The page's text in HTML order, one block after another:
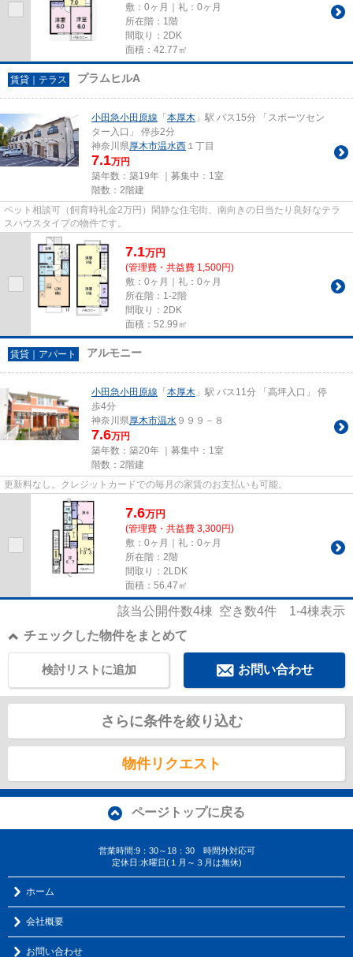
敷：0ヶ月｜礼：0ヶ月
所在階：1階
間取り：2DK
面積：42.77㎡
賃貸｜テラス プラムヒルA
小田急小田原線 「本厚木 」駅 バス15分 「スポーツセン
ター入口」 停歩2分
神奈川県厚木市温水西 １丁目
7.1万円
築年数：築19年 ｜募集中： 1室
階数：2階建
ペット相談可（飼育時礼金2万円）閑静な住宅街、南向きの日当たり良好なテラ
スハウスタイプの物件です。
7.1万円
(管理費・共益費 1,500円)
敷：0ヶ月｜礼：0ヶ月
所在階：1-2階
間取り：2DK
面積：52.99㎡
賃貸｜アパート アルモニー
小田急小田原線 「本厚木 」駅 バス11分 「高坪入口」 停
歩4分
神奈川県厚木市温水 ９９９－８
7.6万円
築年数：築20年 ｜募集中： 1室
階数：2階建
更新料なし。クレジットカードでの毎月の家賃のお支払いも可能。
7.6万円
(管理費・共益費 3,300円)
敷：0ヶ月｜礼：0ヶ月
所在階：2階
間取り：2LDK
面積：56.47㎡
該当公開件数4棟 空き数4件 1-4棟表示
チェックした物件をまとめて
お問い合わせ
検討リストに追加
さらに条件を絞り込む
物件リクエスト
ページトップに戻る
営業時間:9：30～18：30 時間外対応可
定休日:水曜日(１月～３月は無休)
ホーム
会社概要
お問い合わせ